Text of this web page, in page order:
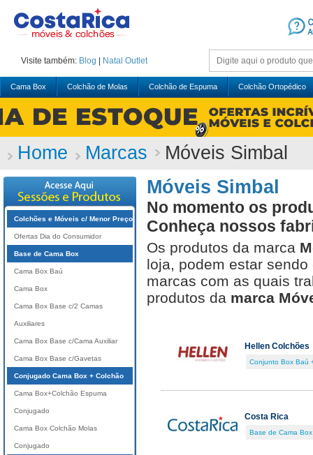
Visite também: Blog Natal Outlet
Cama Box Colchão de Molas Colchão de Espuma Colchão Ortopédico
Home Marcas
Móveis Simbal
Móveis Simbal
No momento os
Conheça nossos
Os produtos da marca
loja, podem estar
marcas com as quais
produtos da marca
Hellen Colchões
Conjunto Box Baú
Costa Rica
Base de Cama Box
Colchões e Móveis c/ Menor Preço
Ofertas Dia do Consumidor
Base de Cama Box
Cama Box Baú
Cama Box
Cama Box Base c/2 Camas
Auxiliares
Cama Box Base c/Cama Auxiliar
Cama Box Base c/Gavetas
Conjugado Cama Box + Colchão
Cama Box+Colchão Espuma
Conjugado
Cama Box Colchão Molas
Conjugado